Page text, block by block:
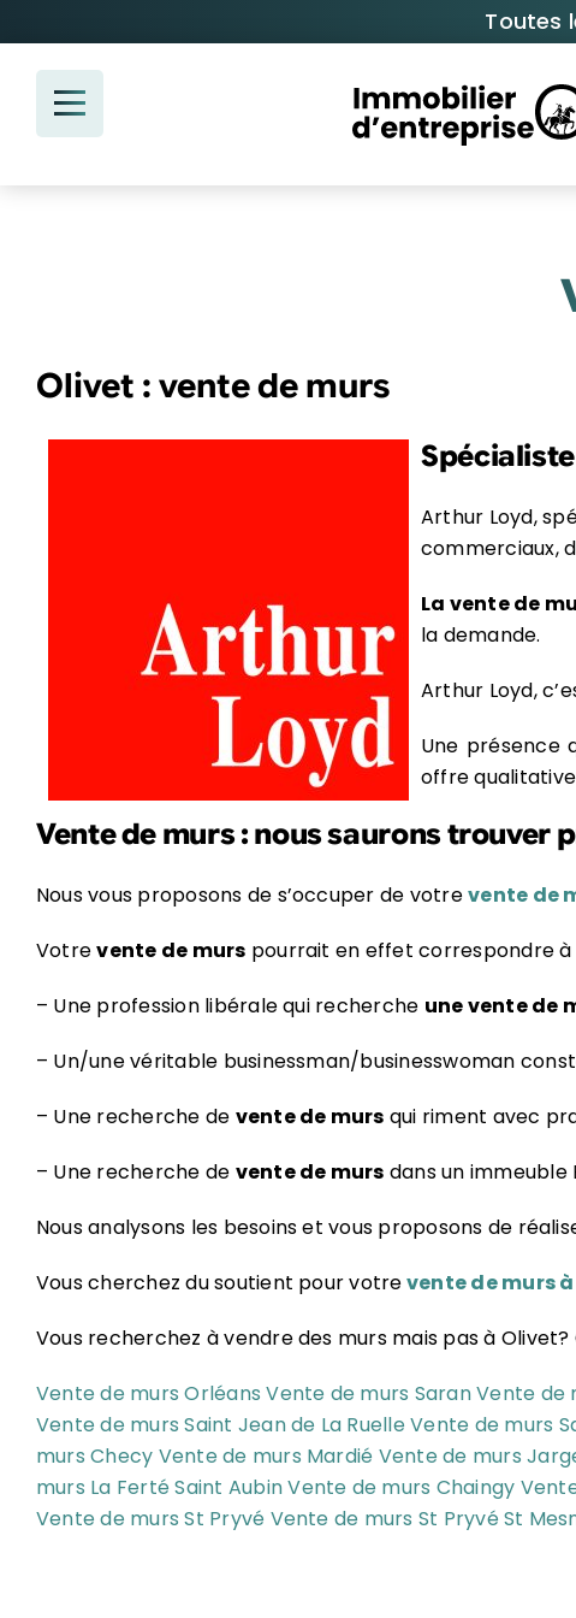
au
contenu
Toutes
Olivet : vente de murs
Arthur Loyd,
commerciaux,
La vente de
la demande.
Arthur Loyd,
Une présence
offre
Vente de murs : nous saurons trouver
Nous vous proposons de s’occuper de votrevente de
Votrevente de murs pourrait en effet correspondre à
– Une profession libérale qui recherche une vente de
– Un/une véritable businessman/businesswoman
– Une recherche de vente de murs qui riment avec
– Une recherche de vente de murs dans un immeuble
Nous analysons les besoins et vous proposons de
Vous cherchez du soutient pour votrevente de murs
Vous recherchez à vendre des murs mais pas à
Vente de murs Orléans Vente de murs SaranVente de
Vente de murs Saint Jean de La RuelleVente de murs
murs Checy Vente de murs Mardié Vente de murs
murs La Ferté Saint AubinVente de murs Chaingy
Vente de murs St Pryvé Vente de murs St Pryvé St